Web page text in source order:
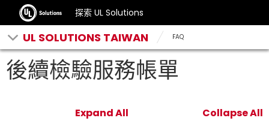
探索 UL Solutions
UL SOLUTIONS TAIWAN FAQ
後續檢驗服務帳單
Expand All Collapse All